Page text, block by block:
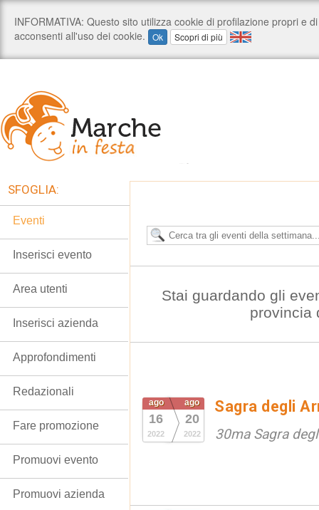
Stai guardando gli
provincia
ago
16
2022
ago
20
2022
Sagra degli
30ma Sagra
SFOGLIA:
Eventi
Inserisci evento
Area utenti
Inserisci azienda
Approfondimenti
Redazionali
Fare promozione
Promuovi evento
Promuovi azienda